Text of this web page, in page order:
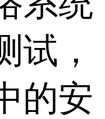
试，
的安